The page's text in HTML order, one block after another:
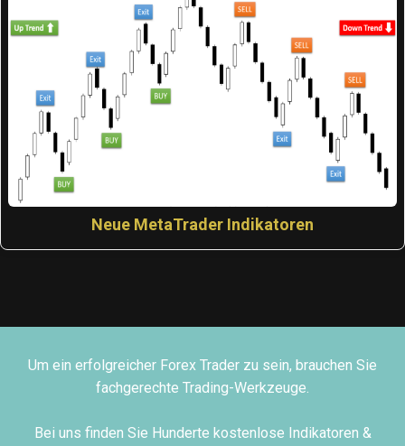
Neue MetaTrader Indikatoren
Um ein erfolgreicher Forex Trader zu sein, brauchen Sie
fachgerechte Trading-Werkzeuge.
Bei uns finden Sie Hunderte kostenlose Indikatoren &